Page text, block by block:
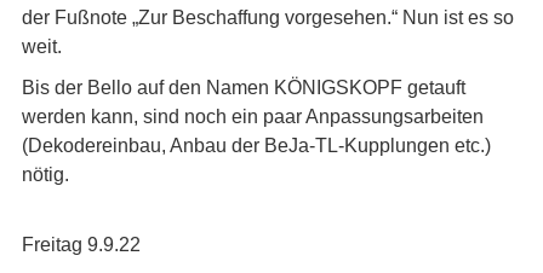
der Fußnote „Zur Beschaffung vorgesehen.“ Nun ist es so
weit.
Bis der Bello auf den Namen KÖNIGSKOPF getauft
werden kann, sind noch ein paar Anpassungsarbeiten
(Dekodereinbau, Anbau der BeJa-TL-Kupplungen etc.)
nötig.
Freitag 9.9.22